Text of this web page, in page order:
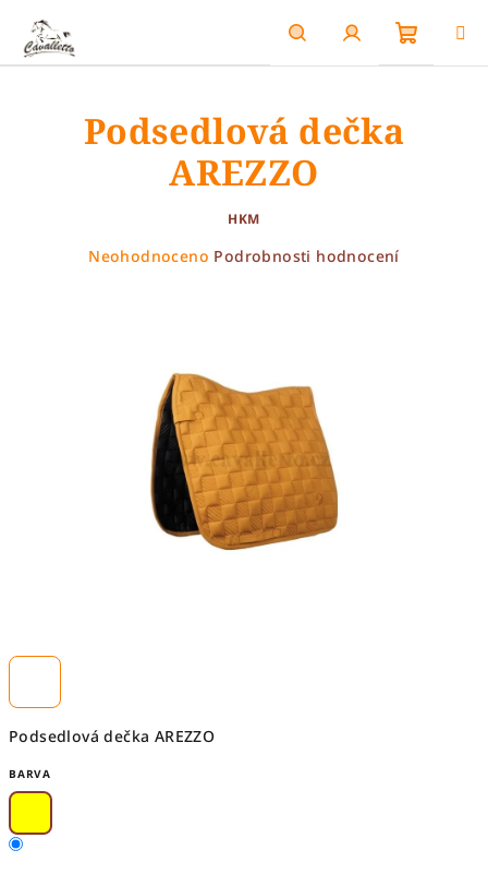
obsah
HledatPřihlášení
Podsedlová dečka AREZZO
BARVA
Podsedlová dečka
AREZZO
HKM
Průměrné
hvězdiček.
Neohodnoceno Podrobnosti hodnocení